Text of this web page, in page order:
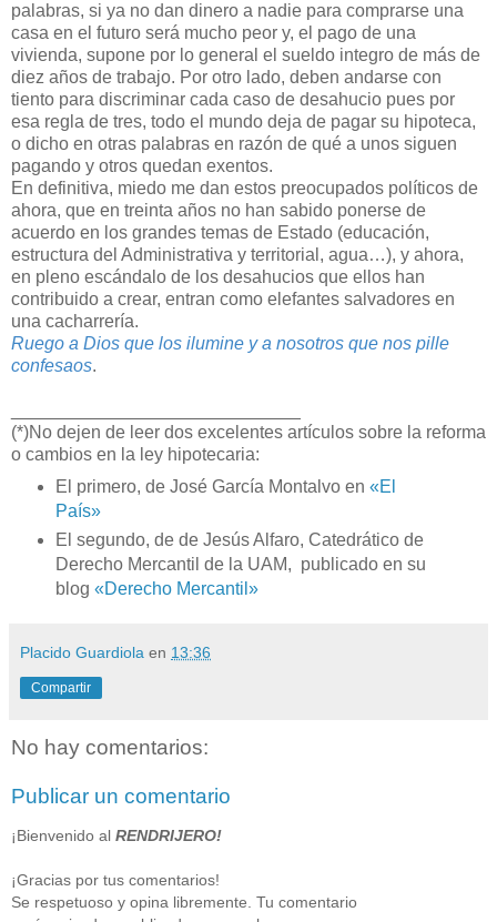
palabras, si ya no dan dinero a nadie para comprarse una
casa en el futuro será mucho peor y, el pago de una
vivienda, supone por lo general el sueldo integro de más de
diez años de trabajo. Por otro lado, deben andarse con
tiento para discriminar cada caso de desahucio pues por
esa regla de tres, todo el mundo deja de pagar su hipoteca,
o dicho en otras palabras en razón de qué a unos siguen
pagando y otros quedan exentos.
En definitiva, miedo me dan estos preocupados políticos de
ahora, que en treinta años no han sabido ponerse de
acuerdo en los grandes temas de Estado (educación,
estructura del Administrativa y territorial, agua…), y ahora,
en pleno escándalo de los desahucios que ellos han
contribuido a crear, entran como elefantes salvadores en
una cacharrería.
Ruego a Dios que los ilumine y a nosotros que nos pille
confesaos.
(*)No dejen de leer dos excelentes artículos sobre la reforma
o cambios en la ley hipotecaria:
El primero, de José García Montalvo en «El
País»
El segundo, de de Jesús Alfaro, Catedrático de
Derecho Mercantil de la UAM, publicado en su
blog «Derecho Mercantil»
Placido Guardiola en 13:36
Compartir
No hay comentarios:
Publicar un comentario
¡Bienvenido al RENDRIJERO!
¡Gracias por tus comentarios!
Se respetuoso y opina libremente. Tu comentario